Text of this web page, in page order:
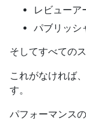
レビューア
パブリッシ
そしてすべての
これがなければ
す。
パフォーマンス